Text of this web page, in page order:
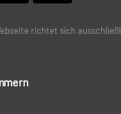
richtet sich